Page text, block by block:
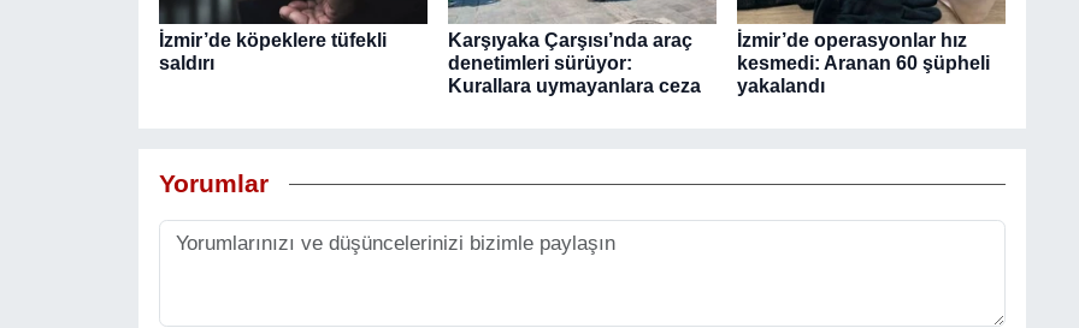
İzmir’de köpeklere tüfekli
saldırı
Karşıyaka Çarşısı’nda araç
denetimleri sürüyor:
Kurallara uymayanlara ceza
İzmir’de operasyonlar hız
kesmedi: Aranan 60 şüpheli
yakalandı
Yorumlar